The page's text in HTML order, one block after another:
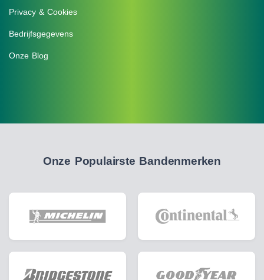
Privacy & Cookies
Bedrijfsgegevens
Onze Blog
Onze Populairste Bandenmerken